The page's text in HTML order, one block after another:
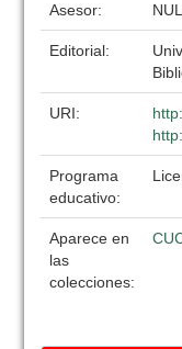
Asesor:
Editorial:
URI:
Programa
educativo:
Aparece en
las
colecciones: